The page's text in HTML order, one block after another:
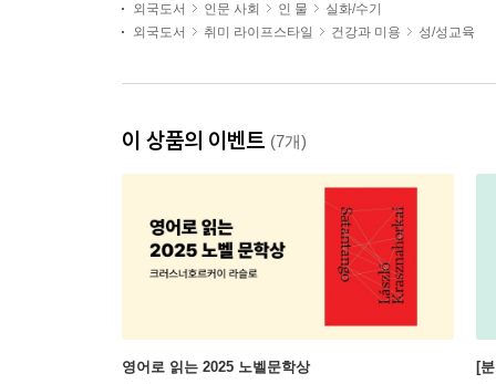
외국도서 인문 사회 인 물
실화/수기
외국도서
취미 라이프스타일 건강과 미용 성/성교육
이 상품의 이벤트 (7개)
영어로 읽는 2025 노벨문학상 [